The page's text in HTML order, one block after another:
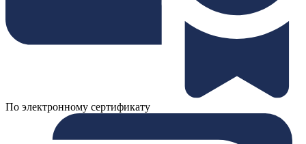
По электронному сертификату